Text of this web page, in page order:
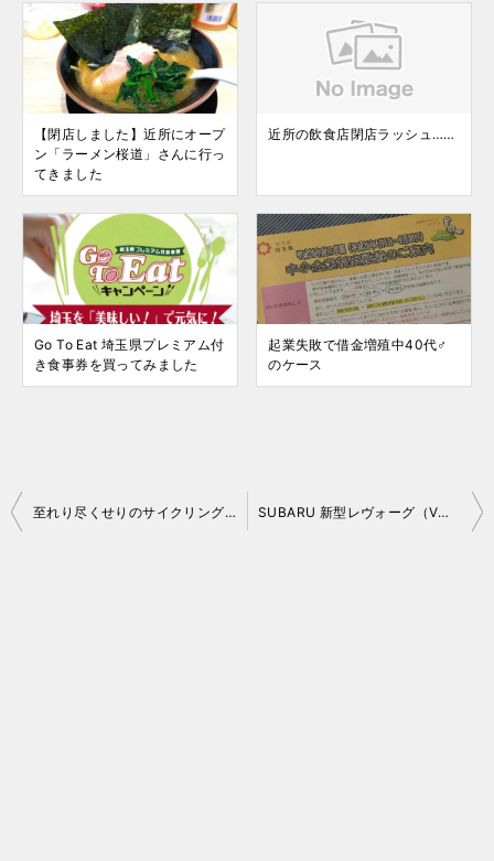
【閉店しました】近所にオープ
ン「ラーメン桜道」さんに行っ
てきました
近所の飲食店閉店ラッシュ……
Go To Eat 埼玉県プレミアム付
き食事券を買ってみました
起業失敗で借金増殖中40代♂
のケース
投
至れり尽くせりのサイクリングツアープランがJTBから登場 SUBARU 新型レヴォーグ（VM D 型）・WRX S4（VA D 型）間もなく発表！